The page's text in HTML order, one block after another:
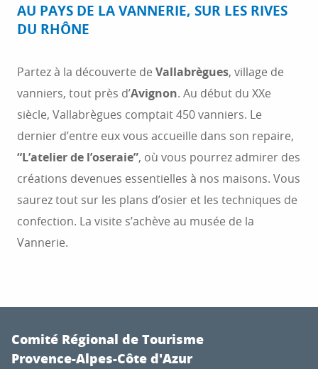
AU PAYS DE LA VANNERIE, SUR LES RIVES
DU RHÔNE
Partez à la découverte de Vallabrègues, village de
vanniers, tout près d’Avignon. Au début du XXe
siècle, Vallabrègues comptait 450 vanniers. Le
dernier d’entre eux vous accueille dans son repaire,
“L’atelier de l’oseraie”, où vous pourrez admirer des
créations devenues essentielles à nos maisons. Vous
saurez tout sur les plans d’osier et les techniques de
confection. La visite s’achève au musée de la
Vannerie.
AVIGNON
“Arriver à Avignon par un beau soleil couchant
d’automne, c’est une admirable chose.
L’automne, le soleil couchant, Avignon ce sont
Comité Régional de Tourisme
Provence-Alpes-Côte d'Azur